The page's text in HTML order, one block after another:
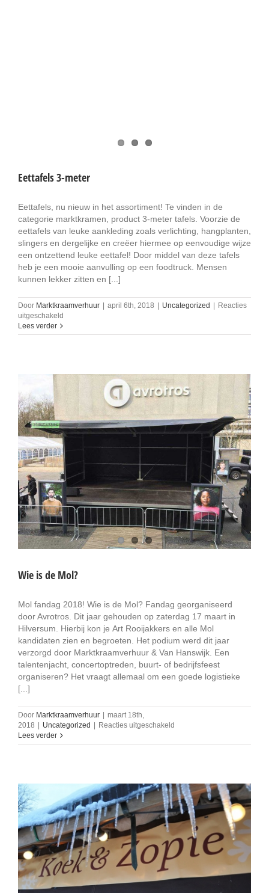
Eettafels 3-meter
Eettafels, nu nieuw in het assortiment! Te vinden in de
categorie marktkramen, product 3-meter tafels. Voorzie de
eettafels van leuke aankleding zoals verlichting, hangplanten,
slingers en dergelijke en creëer hiermee op eenvoudige wijze
een ontzettend leuke eettafel! Door middel van deze tafels
heb je een mooie aanvulling op een foodtruck. Mensen
kunnen lekker zitten en [...]
Door Marktkraamverhuur april 6th, 2018 Uncategorized
Reacties
uitgeschakeld
3-
Lees verder
Wie is de Mol?
Mol fandag 2018! Wie is de Mol? Fandag georganiseerd
door Avrotros. Dit jaar gehouden op zaterdag 17 maart in
Hilversum. Hierbij kon je Art Rooijakkers en alle Mol
kandidaten zien en begroeten. Het podium werd dit jaar
verzorgd door Marktkraamverhuur & Van Hanswijk. Een
talentenjacht, concertoptreden, buurt- of bedrijfsfeest
organiseren? Het vraagt allemaal om een goede logistieke
[...]
Door Marktkraamverhuur
maart 18th,
2018
Uncategorized Reacties uitgeschakeld
is
Lees verder